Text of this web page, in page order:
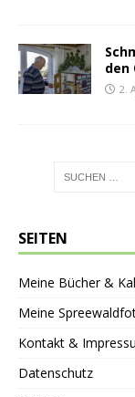
den
2.
SEITEN
Meine Bücher &
Meine
Kontakt &
Datenschutz